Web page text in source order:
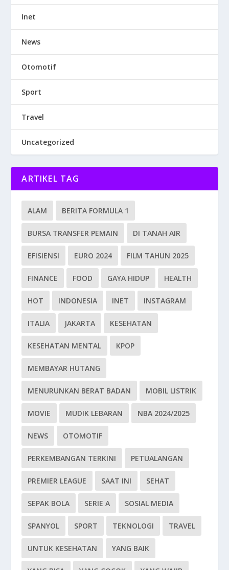
Inet
News
Otomotif
Sport
Travel
Uncategorized
ARTIKEL TAG
ALAM BERITA FORMULA 1
BURSA TRANSFER PEMAIN DI TANAH AIR
EFISIENSI EURO 2024 FILM TAHUN 2025
FINANCE FOOD GAYA HIDUP HEALTH
HOT INDONESIA INET INSTAGRAM
ITALIA JAKARTA KESEHATAN
KESEHATAN MENTAL KPOP
MEMBAYAR HUTANG
MENURUNKAN BERAT BADAN MOBIL LISTRIK
MOVIE MUDIK LEBARAN NBA 2024/2025
NEWS OTOMOTIF
PERKEMBANGAN TERKINI PETUALANGAN
PREMIER LEAGUE SAAT INI SEHAT
SEPAK BOLA SERIE A SOSIAL MEDIA
SPANYOL SPORT TEKNOLOGI TRAVEL
UNTUK KESEHATAN YANG BAIK